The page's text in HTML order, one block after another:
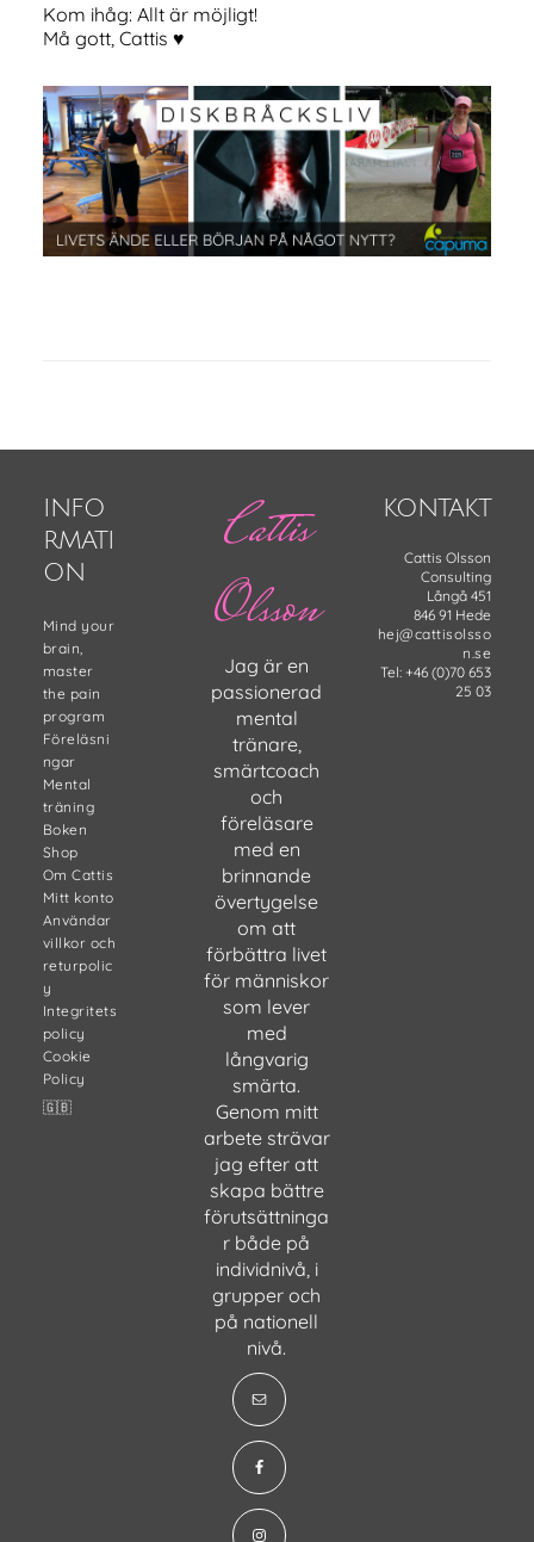
Kom ihåg: Allt är möjligt!
Må gott, Cattis ♥
INFO
RMATI
ON
Mind your
brain,
master
the pain
program
Föreläsni
ngar
Mental
träning
Boken
Shop
Om Cattis
Mitt konto
Användar
villkor och
returpolic
y
Integritets
policy
Cookie
Policy
🇬🇧
Cattis
Olsson
Jag är en
passionerad
mental
tränare,
smärtcoach
och
föreläsare
med en
brinnande
övertygelse
om att
förbättra livet
för människor
som lever
med
långvarig
smärta.
Genom mitt
arbete strävar
jag efter att
skapa bättre
förutsättninga
r både på
individnivå, i
grupper och
på nationell
nivå.
KONTAKT
Cattis Olsson
Consulting
Långå 451
846 91 Hede
hej@cattisolsso
n.se
Tel: +46 (0)70 653
25 03